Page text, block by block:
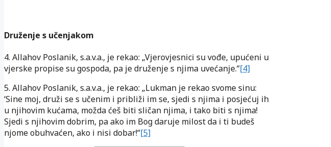
Druženje s učenjakom
4. Allahov Poslanik, s.a.v.a., je rekao: „Vjerovjesnici su vođe, upućeni u
vjerske propise su gospoda, pa je druženje s njima uvećanje.“[4]
5. Allahov Poslanik, s.a.v.a., je rekao: „Lukman je rekao svome sinu:
‘Sine moj, druži se s učenim i približi im se, sjedi s njima i posjećuj ih
u njihovim kućama, možda ćeš biti sličan njima, i tako biti s njima!
Sjedi s njihovim dobrim, pa ako im Bog daruje milost da i ti budeš
njome obuhvaćen, ako i nisi dobar!“[5]